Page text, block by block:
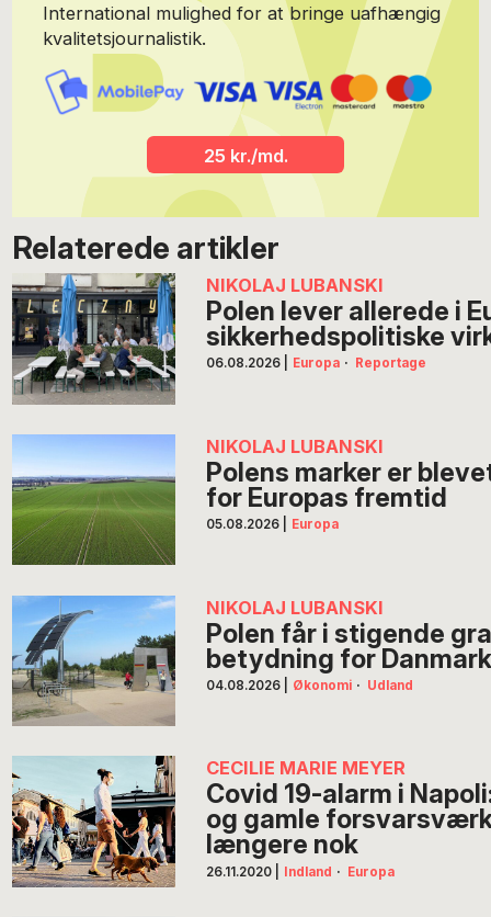
International mulighed for at bringe uafhængig
kvalitetsjournalistik.
25 kr./md.
Relaterede artikler
NIKOLAJ LUBANSKI
Polen lever allerede i
sikkerhedspolitiske
06.08.2026 Europa · Reportage
NIKOLAJ LUBANSKI
Polens marker er
for Europas fremtid
05.08.2026 Europa
NIKOLAJ LUBANSKI
Polen får i stigende
betydning for Danmark
04.08.2026 Økonomi · Udland
CECILIE MARIE MEYER
Covid 19-alarm i
og gamle
længere nok
26.11.2020 Indland · Europa